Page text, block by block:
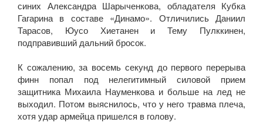
синих Александра Шарыченкова, обладателя Кубка
Гагарина в составе «Динамо». Отличились Даниил
Тарасов, Юусо Хиетанен и Тему Пулккинен,
подправивший дальний бросок.
К сожалению, за восемь секунд до первого перерыва
финн попал под нелегитимный силовой прием
защитника Михаила Науменкова и больше на лед не
выходил. Потом выяснилось, что у него травма плеча,
хотя удар армейца пришелся в голову.